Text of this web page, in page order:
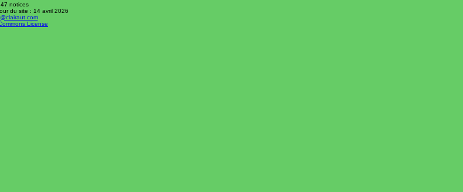
notices
du site : 14 avril 2026
License